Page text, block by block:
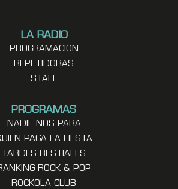
LA RADIO
PROGRAMACION
REPETIDORAS
STAFF
PROGRAMAS
NADIE NOS PARA
PAGA LA FIESTA
TARDES BESTIALES
ROCK & POP
ROCKOLA CLUB